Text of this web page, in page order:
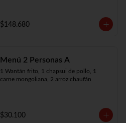
10 arroz chaufán
$148.680
Menú 2 Personas A
1 Wantán frito, 1 chapsui de pollo, 1
carne mongoliana, 2 arroz chaufán
$30.100